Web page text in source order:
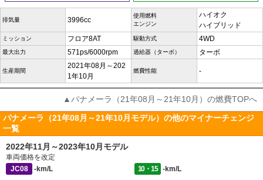
排気量 3996cc
使用燃料
エンジン
ハイオク
ハイブリッド
ミッション フロア8AT 駆動方式 4WD
最大出力 571ps/6000rpm 過給器（ターボ） ターボ
生産期間
2021年08月～202
1年10月
燃費性能 -
▲パナメーラ（21年08月～21年10月）の燃費TOPへ
パナメーラ（21年08月～21年10月モデル）の他のマイナーチェンジ
一覧
2022年11月～2023年10月モデル
車両価格を改定
JC08
-km/L 10・15 -km/L